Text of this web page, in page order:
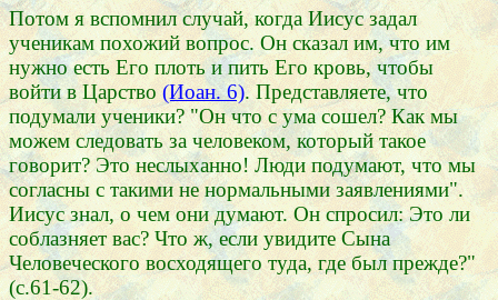
Потом я вспомнил случай, когда Иисус задал
ученикам похожий вопрос. Он сказал им, что им
нужно есть Его плоть и пить Его кровь, чтобы
войти в Царство (Иоан. 6). Представляете, что
подумали ученики? "Он что с ума сошел? Как мы
можем следовать за человеком, который такое
говорит? Это неслыханно! Люди подумают, что мы
согласны с такими не нормальными заявлениями".
Иисус знал, о чем они думают. Он спросил: Это ли
соблазняет вас? Что ж, если увидите Сына
Человеческого восходящего туда, где был прежде?"
(с.61-62).